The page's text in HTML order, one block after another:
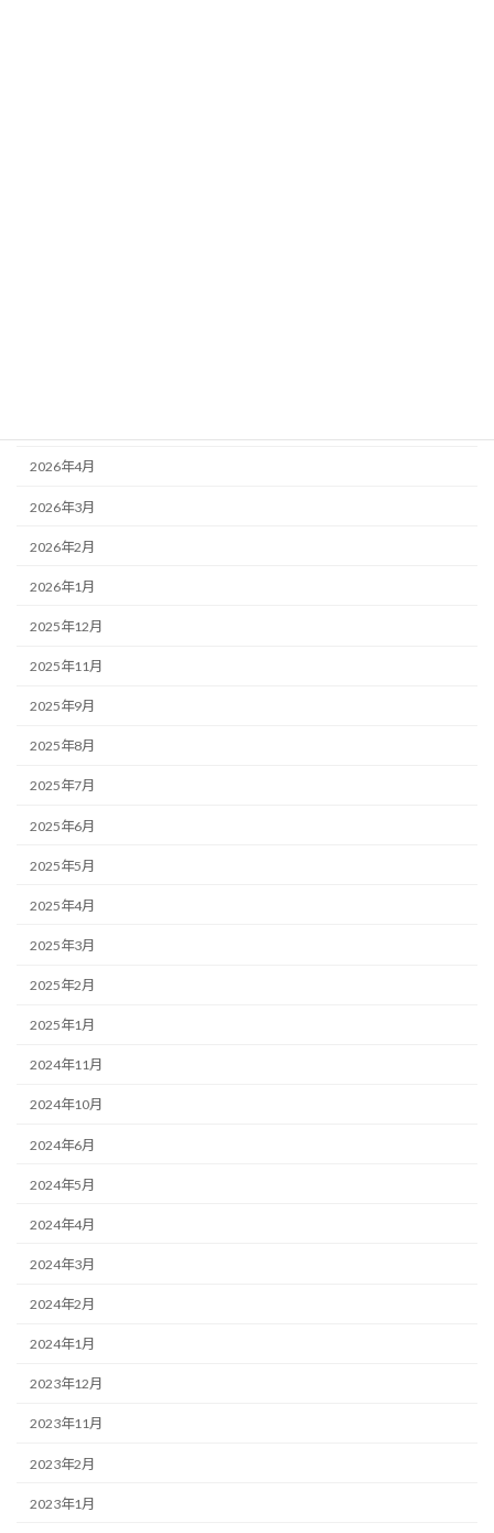
2026年4月
2026年3月
2026年2月
2026年1月
2025年12月
2025年11月
2025年9月
2025年8月
2025年7月
2025年6月
2025年5月
2025年4月
2025年3月
2025年2月
2025年1月
2024年11月
2024年10月
2024年6月
2024年5月
2024年4月
2024年3月
2024年2月
2024年1月
2023年12月
2023年11月
2023年2月
2023年1月